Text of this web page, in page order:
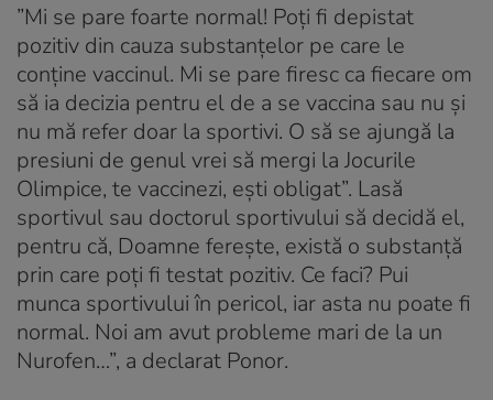
”Mi se pare foarte normal! Poți fi depistat
pozitiv din cauza substanțelor pe care le
conține vaccinul. Mi se pare firesc ca fiecare om
să ia decizia pentru el de a se vaccina sau nu și
nu mă refer doar la sportivi. O să se ajungă la
presiuni de genul vrei să mergi la Jocurile
Olimpice, te vaccinezi, ești obligat”. Lasă
sportivul sau doctorul sportivului să decidă el,
pentru că, Doamne ferește, există o substanță
prin care poți fi testat pozitiv. Ce faci? Pui
munca sportivului în pericol, iar asta nu poate fi
normal. Noi am avut probleme mari de la un
Nurofen…”, a declarat Ponor.